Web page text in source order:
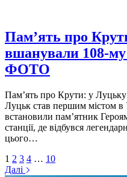
Пам’ять про
вшанували 108-
ФОТО
Пам’ять про Крути: у
Луцьк став першим містом в
встановили пам’ятник
станції, де відбувся
цього…
1 2 3 4 … 10
Далі